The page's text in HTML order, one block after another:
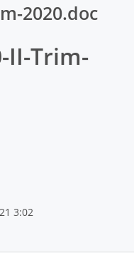
2020.doc
II-Trim-
3:02